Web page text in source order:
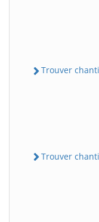
Trouver
Trouver